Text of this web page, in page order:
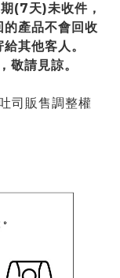
(7天)未收件，
產品不會回收
其他客人。
敬請見諒。
販售調整權